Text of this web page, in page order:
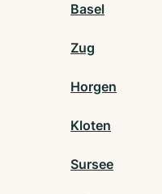
Basel
Zug
Horgen
Kloten
Sursee